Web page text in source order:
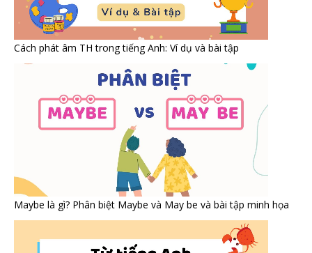
Cách phát âm TH trong tiếng Anh: Ví dụ và bài tập
Maybe là gì? Phân biệt Maybe và May be và bài tập minh họa